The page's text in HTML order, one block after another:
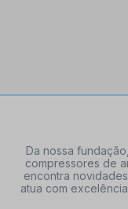
Da nossa
compressores de
encontra
atua com